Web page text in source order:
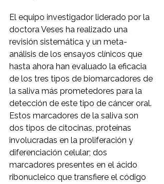
El equipo investigador liderado por la
doctora Veses ha realizado una
revisión sistemática y un meta-
análisis de los ensayos clínicos que
hasta ahora han evaluado la eficacia
de los tres tipos de biomarcadores de
la saliva más prometedores para la
detección de este tipo de cáncer oral.
Estos marcadores de la saliva son
dos tipos de citocinas, proteínas
involucradas en la proliferación y
diferenciación celular; dos
marcadores presentes en el ácido
ribonucleico que transfiere el código